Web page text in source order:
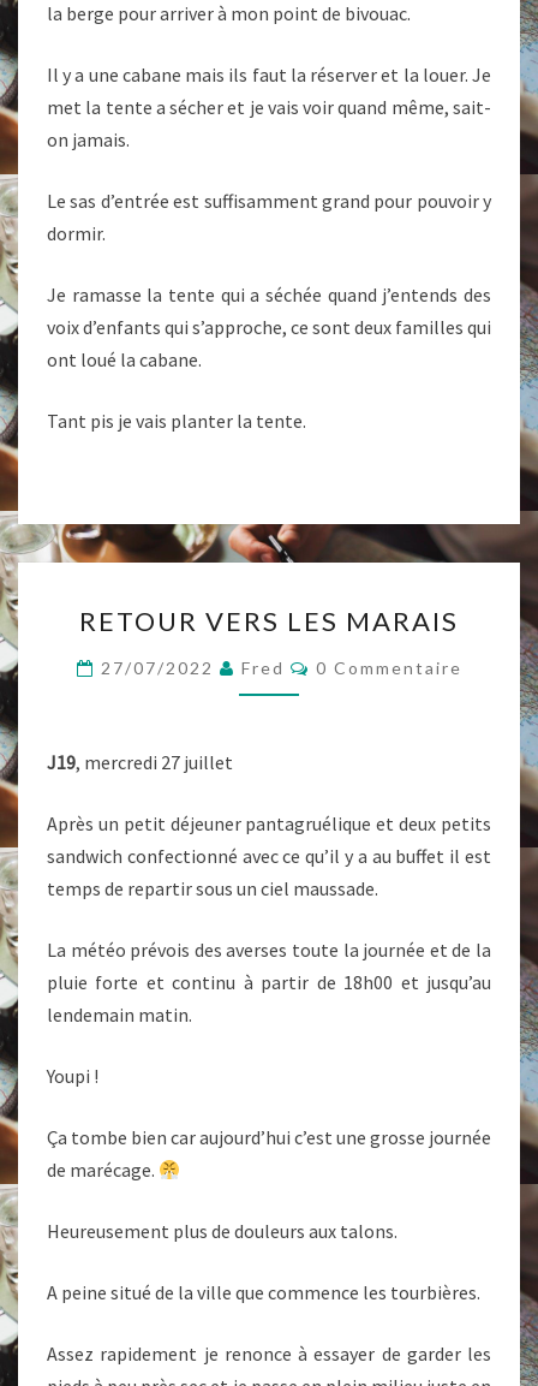
la berge pour arriver à mon point de bivouac.
Il y a une cabane mais ils faut la réserver et la louer. Je
met la tente a sécher et je vais voir quand même, sait-
on jamais.
Le sas d’entrée est suffisamment grand pour pouvoir y
dormir.
Je ramasse la tente qui a séchée quand j’entends des
voix d’enfants qui s’approche, ce sont deux familles qui
ont loué la cabane.
Tant pis je vais planter la tente.
VERS
LES
MARAIS
RETOUR VERS LES MARAIS
27/07/2022 Fred Commentaires
0 Commentaire
J19, mercredi 27 juillet
Après un petit déjeuner pantagruélique et deux petits
sandwich confectionné avec ce qu’il y a au buffet il est
temps de repartir sous un ciel maussade.
La météo prévois des averses toute la journée et de la
pluie forte et continu à partir de 18h00 et jusqu’au
lendemain matin.
Youpi !
Ça tombe bien car aujourd’hui c’est une grosse journée
de marécage.
Heureusement plus de douleurs aux talons.
A peine situé de la ville que commence les tourbières.
Assez rapidement je renonce à essayer de garder les